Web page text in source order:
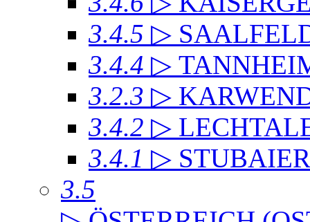
3.4.5 ▷
3.4.4 ▷
3.2.3 ▷
3.4.2 ▷
3.4.1 ▷
3.5